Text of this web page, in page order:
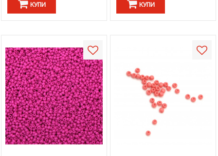
КУПИ КУПИ